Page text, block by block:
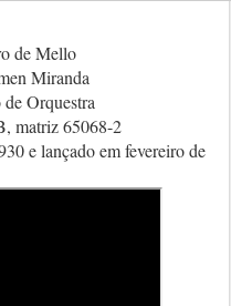
de Mello
Miranda
Orquestra
matriz 65068-2
e lançado em fevereiro de